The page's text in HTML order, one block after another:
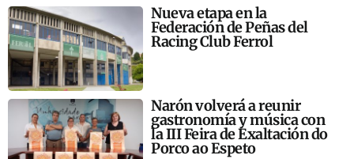
Nueva etapa en la
Federación de Peñas del
Racing Club Ferrol
Narón volverá a reunir
gastronomía y música con
la III Feira de Exaltación do
Porco ao Espeto